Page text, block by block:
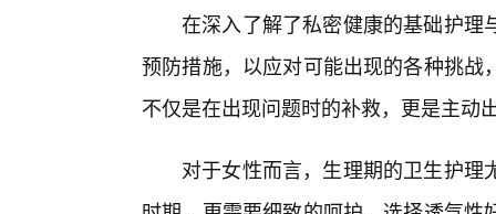
在深入了解了私密健康的基础护理
预防措施，以应对可能出现的各种挑
不仅是在出现问题时的补救，更是主动
对于女性而言，生理期的卫生护